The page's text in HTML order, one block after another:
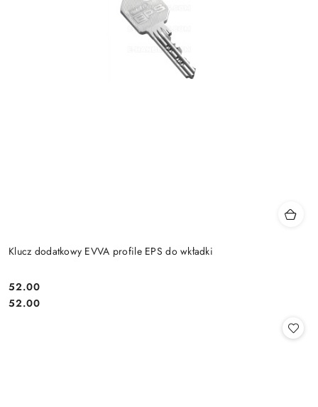
Klucz dodatkowy EVVA profile EPS do wkładki
Cena:
52.00
Cena:
52.00